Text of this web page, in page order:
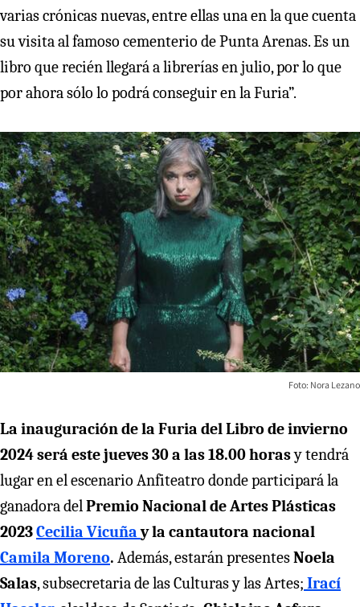
varias crónicas nuevas, entre ellas una en la que cuenta
su visita al famoso cementerio de Punta Arenas. Es un
libro que recién llegará a librerías en julio, por lo que
por ahora sólo lo podrá conseguir en la Furia”.
Foto: Nora Lezano
La inauguración de la Furia del Libro de invierno
2024 será este jueves 30 a las 18.00 horasy tendrá
lugar en el escenario Anfiteatro donde participará la
ganadora del Premio Nacional de Artes Plásticas
2023Cecilia Vicuñay la cantautora nacional
Camila Moreno. Además, estarán presentesNoela
Salas, subsecretaria de las Culturas y las Artes; Irací